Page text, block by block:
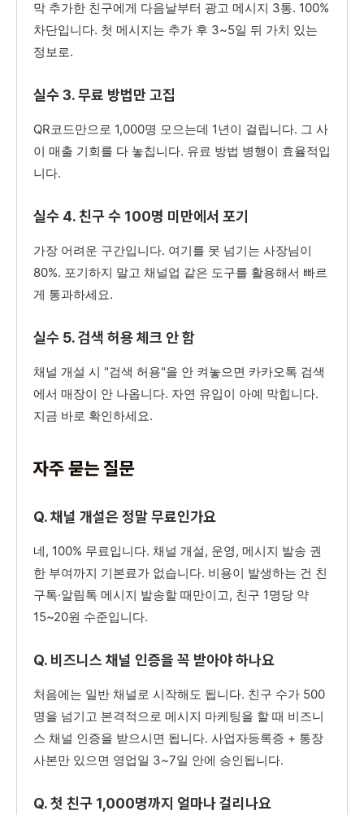
막 추가한 친구에게 다음날부터 광고 메시지 3통. 100%
차단입니다. 첫 메시지는 추가 후 3~5일 뒤 가치 있는
정보로.
실수 3. 무료 방법만 고집
QR코드만으로 1,000명 모으는데 1년이 걸립니다. 그 사
이 매출 기회를 다 놓칩니다. 유료 방법 병행이 효율적입
니다.
실수 4. 친구 수 100명 미만에서 포기
가장 어려운 구간입니다. 여기를 못 넘기는 사장님이
80%. 포기하지 말고 채널업 같은 도구를 활용해서 빠르
게 통과하세요.
실수 5. 검색 허용 체크 안 함
채널 개설 시 "검색 허용"을 안 켜놓으면 카카오톡 검색
에서 매장이 안 나옵니다. 자연 유입이 아예 막힙니다.
지금 바로 확인하세요.
자주 묻는 질문
Q. 채널 개설은 정말 무료인가요
네, 100% 무료입니다. 채널 개설, 운영, 메시지 발송 권
한 부여까지 기본료가 없습니다. 비용이 발생하는 건 친
구톡·알림톡 메시지 발송할 때만이고, 친구 1명당 약
15~20원 수준입니다.
Q. 비즈니스 채널 인증을 꼭 받아야 하나요
처음에는 일반 채널로 시작해도 됩니다. 친구 수가 500
명을 넘기고 본격적으로 메시지 마케팅을 할 때 비즈니
스 채널 인증을 받으시면 됩니다. 사업자등록증 + 통장
사본만 있으면 영업일 3~7일 안에 승인됩니다.
Q. 첫 친구 1,000명까지 얼마나 걸리나요